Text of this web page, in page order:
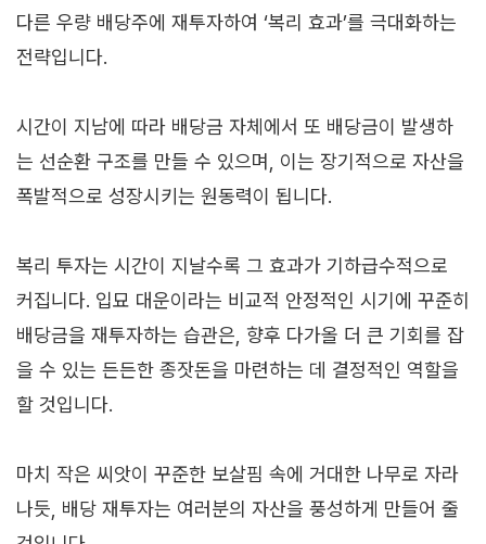
다른 우량 배당주에 재투자하여 ‘복리 효과’를 극대화하는
전략입니다.
시간이 지남에 따라 배당금 자체에서 또 배당금이 발생하
는 선순환 구조를 만들 수 있으며, 이는 장기적으로 자산을
폭발적으로 성장시키는 원동력이 됩니다.
복리 투자는 시간이 지날수록 그 효과가 기하급수적으로
커집니다. 입묘 대운이라는 비교적 안정적인 시기에 꾸준히
배당금을 재투자하는 습관은, 향후 다가올 더 큰 기회를 잡
을 수 있는 든든한 종잣돈을 마련하는 데 결정적인 역할을
할 것입니다.
마치 작은 씨앗이 꾸준한 보살핌 속에 거대한 나무로 자라
나듯, 배당 재투자는 여러분의 자산을 풍성하게 만들어 줄